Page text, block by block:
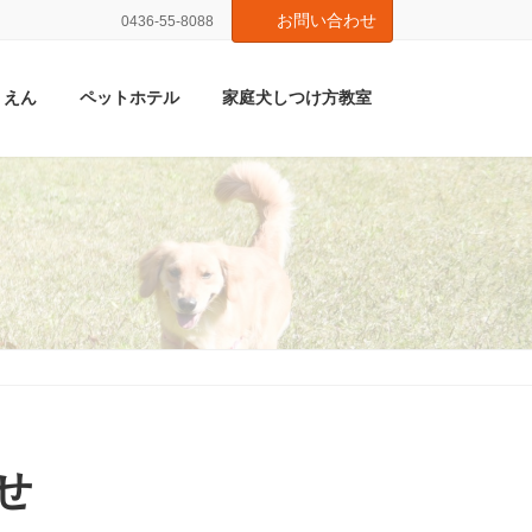
0436-55-8088 お問い合わせ
えん ペットホテル 家庭犬しつけ方教室